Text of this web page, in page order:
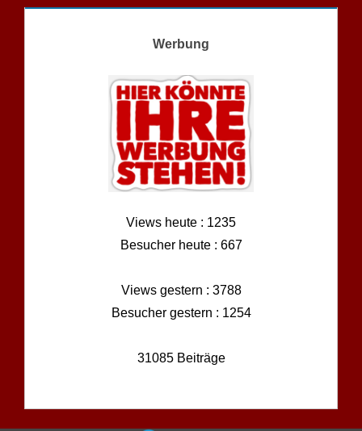
Werbung
Views heute : 1235
Besucher heute : 667
Views gestern : 3788
Besucher gestern : 1254
31085 Beiträge